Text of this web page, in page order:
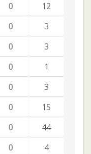
0
12
0
3
0
3
0
1
0
3
0
15
0
44
0 4